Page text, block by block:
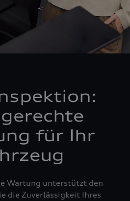
für Ihr
Wartung unterstützt den
die Zuverlässigkeit Ihres